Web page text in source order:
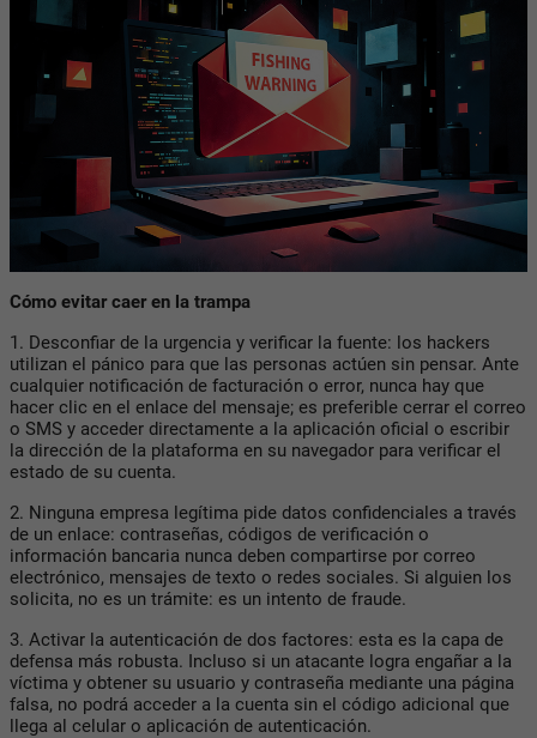
Cómo evitar caer en la trampa
1. Desconfiar de la urgencia y verificar la fuente: los hackers
utilizan el pánico para que las personas actúen sin pensar. Ante
cualquier notificación de facturación o error, nunca hay que
hacer clic en el enlace del mensaje; es preferible cerrar el correo
o SMS y acceder directamente a la aplicación oficial o escribir
la dirección de la plataforma en su navegador para verificar el
estado de su cuenta.
2. Ninguna empresa legítima pide datos confidenciales a través
de un enlace: contraseñas, códigos de verificación o
información bancaria nunca deben compartirse por correo
electrónico, mensajes de texto o redes sociales. Si alguien los
solicita, no es un trámite: es un intento de fraude.
3. Activar la autenticación de dos factores: esta es la capa de
defensa más robusta. Incluso si un atacante logra engañar a la
víctima y obtener su usuario y contraseña mediante una página
falsa, no podrá acceder a la cuenta sin el código adicional que
llega al celular o aplicación de autenticación.